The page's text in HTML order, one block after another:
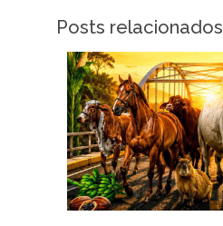
Posts relacionados